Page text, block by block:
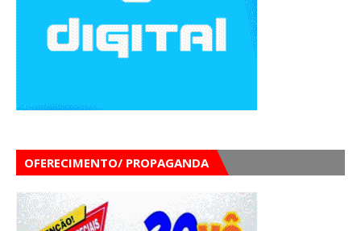
OFERECIMENTO/ PROPAGANDA